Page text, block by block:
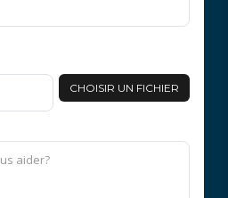
CHOISIR UN FICHIER